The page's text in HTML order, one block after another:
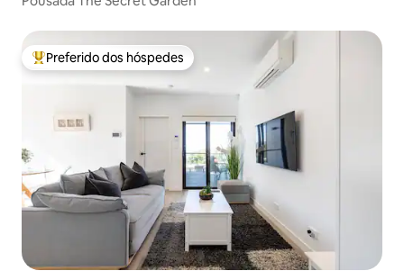
Entre os melhores preferidos dos hóspedes
Preferido dos hóspedes